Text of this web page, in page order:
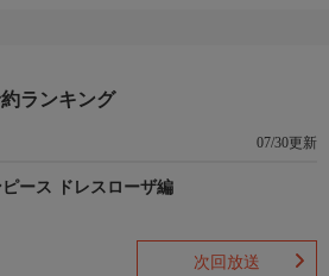
原由林
ランキング
07/30更新
ピース ドレスローザ編
次回放送